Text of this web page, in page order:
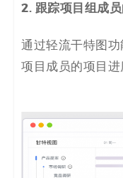
2. 跟踪项目组成
通过轻流干特图
项目成员的项目进